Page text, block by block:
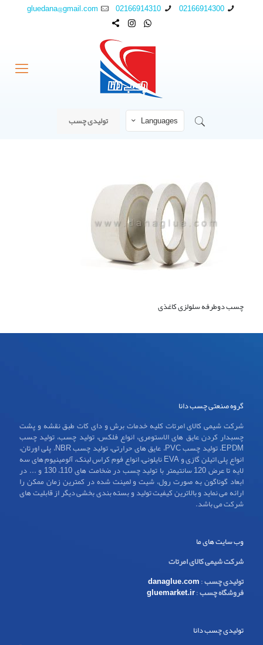
02166914300
02166914310
gluedana@gmail.com
Languages تولیدی چسب
چسب دوطرفه سلولزی کاغذی
گروه صنعتی چسب دانا
شرکت شیمی کالای امرتات کلیه خدمات برش و دای کات طبق نقشه و پشت
چسبدار کردن عایق های الاستومری، انواع فلکس، تولید چسب، تولید چسب
EPDM، تولید چسب PVC، عایق های حرارتی، تولید چسب NBR، پلی اورتان،
انواع پلی اتیلن گازی و EVA نایلونی، انواع فوم کراس لینک، آلومینیوم های سه
لایه تا عرض 120 سانتیمتر با تولید چسب در ضخامت های 110، 130 و ... در
ابعاد گوناگون به صورت رول، شیت و لمینت شده در کمترین زمان ممکن را
ارائه می نماید و بالاترین کیفیت تولید و بسته بندی بخشی دیگر از قابلیت های
شرکت می باشد.
وب سایت های ما
شرکت شیمی کالای امرتات
تولیدی چسب:
danaglue.com
فروشگاه چسب:
gluemarket.ir
تولیدی چسب دانا